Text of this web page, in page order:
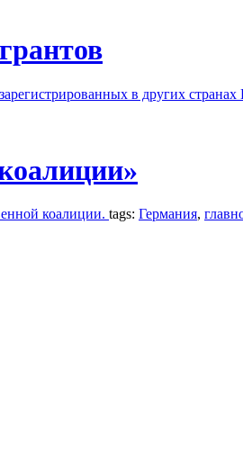
в других странах
коалиции. tags: Германия,